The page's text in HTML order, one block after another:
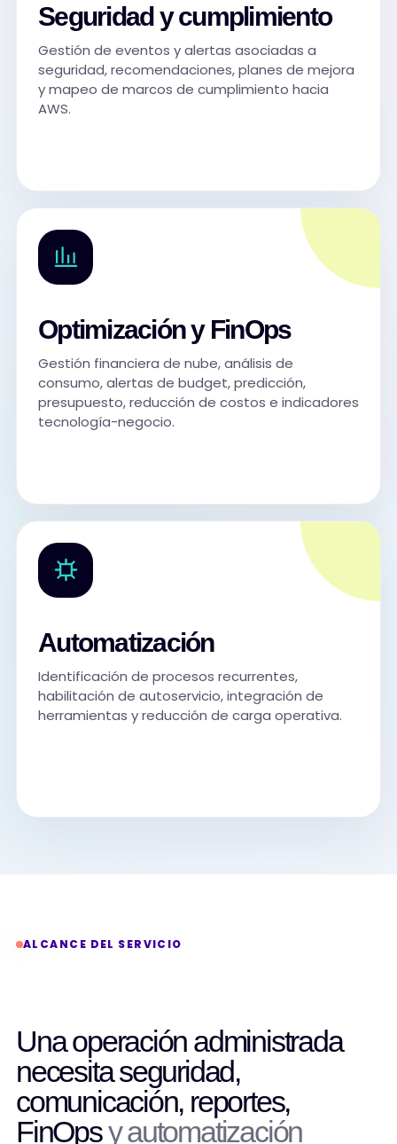
Seguridad y cumplimiento
Gestión de eventos y alertas asociadas a
seguridad, recomendaciones, planes de mejora
y mapeo de marcos de cumplimiento hacia
AWS.
Optimización y FinOps
Gestión financiera de nube, análisis de
consumo, alertas de budget, predicción,
presupuesto, reducción de costos e indicadores
tecnología-negocio.
Automatización
Identificación de procesos recurrentes,
habilitación de autoservicio, integración de
herramientas y reducción de carga operativa.
ALCANCE DEL SERVICIO
Una operación administrada
necesita seguridad,
comunicación, reportes,
FinOpsy automatización